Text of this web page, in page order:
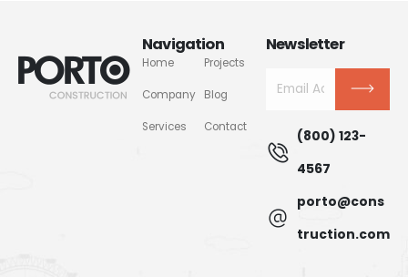
Navigation
Home
Company
Services
Projects
Blog
Contact
Newsletter
(800) 123-
4567
porto@cons
truction.com